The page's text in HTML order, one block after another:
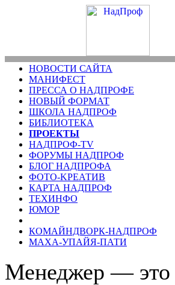
НОВОСТИ САЙТА
МАНИФЕСТ
ПРЕССА О НАДПРОФЕ
НОВЫЙ ФОРМАТ
ШКОЛА НАДПРОФ
БИБЛИОТЕКА
ПРОЕКТЫ
НАДПРОФ-TV
ФОРУМЫ НАДПРОФ
БЛОГ НАДПРОФА
ФОТО-KРЕАТИВ
КАРТА НАДПРОФ
ТЕХИНФО
ЮМОР
КОМАЙНДВОРК-НАДПРОФ
МАХА-УПАЙЯ-ПАТИ
Менеджер — это